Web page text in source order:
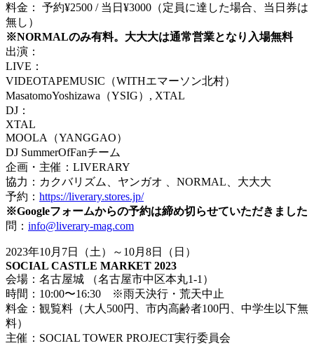
料金： 予約¥2500 / 当日¥3000（定員に達した場合、当日券は
無し）
※NORMALのみ有料。大大大は通常営業となり入場無料
出演：
LIVE：
VIDEOTAPEMUSIC（WITHエマーソン北村）
MasatomoYoshizawa（YSIG）, XTAL
DJ：
XTAL
MOOLA（YANGGAO）
DJ SummerOfFanチーム
企画・主催：LIVERARY
協力：カクバリズム、ヤンガオ 、NORMAL、大大大
予約： https://liverary.stores.jp/
※Googleフォームからの予約は締め切らせていただきました
問： info@liverary-mag.com
2023年10月7日（土）～10月8日（日）
SOCIAL CASTLE MARKET 2023
会場：名古屋城 （名古屋市中区本丸1-1）
時間：10:00〜16:30 ※雨天決行・荒天中止
料金：観覧料（大人500円、市内高齢者100円、中学生以下無
料）
主催：SOCIAL TOWER PROJECT実行委員会